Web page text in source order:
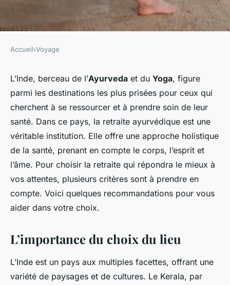
VOYAGE
Comment choisir une retraite
de bien-être ayurvédique en
Inde : critères et
recommandations ?
gilberte•25 avril 2024• 6 min de lecture
Accueil›Voyage
L’Inde, berceau de l’Ayurveda et du Yoga, figure
parmi les destinations les plus prisées pour ceux qui
cherchent à se ressourcer et à prendre soin de leur
santé. Dans ce pays, la retraite ayurvédique est une
véritable institution. Elle offre une approche holistique
de la santé, prenant en compte le corps, l’esprit et
l’âme. Pour choisir la retraite qui répondra le mieux à
vos attentes, plusieurs critères sont à prendre en
compte. Voici quelques recommandations pour vous
aider dans votre choix.
L’importance du choix du lieu
L’Inde est un pays aux multiples facettes, offrant une
variété de paysages et de cultures. Le Kerala, par